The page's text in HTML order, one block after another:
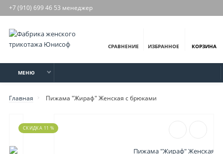
+7 (910) 699 46 53 менеджер
СРАВНЕНИЕ ИЗБРАННОЕ КОРЗИНА
МЕНЮ
Главная Пижама "Жираф" Женская с брюками
СКИДКА 11 %